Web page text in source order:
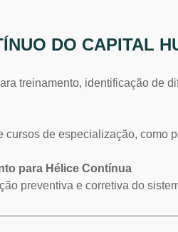
DO CAPITAL
treinamento, identificação de
cursos de especialização, como
para Hélice Contínua
preventiva e corretiva do